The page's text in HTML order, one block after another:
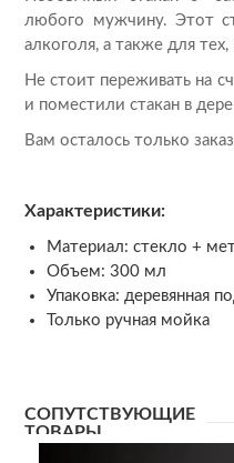
любого мужчину. Этот
алкоголя, а также для
Не стоит переживать на
и поместили стакан в
Вам осталось только
Характеристики:
Материал: стекло +
Объем: 300 мл
Упаковка: деревянная
Только ручная мойка
СОПУТСТВУЮЩИЕ
ТОВАРЫ